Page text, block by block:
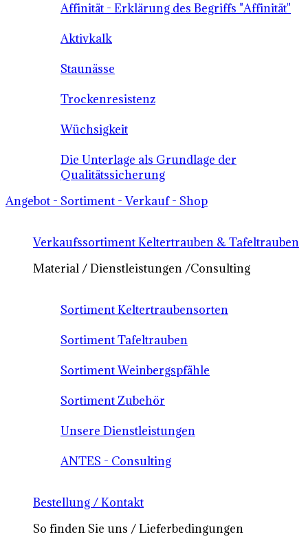
Affinität - Erklärung des Begriffs "Affinität"
Aktivkalk
Staunässe
Trockenresistenz
Wüchsigkeit
Die Unterlage als Grundlage der
Qualitätssicherung
Angebot - Sortiment - Verkauf - Shop
Verkaufssortiment Keltertrauben & Tafeltrauben
Material / Dienstleistungen /Consulting
Sortiment Keltertraubensorten
Sortiment Tafeltrauben
Sortiment Weinbergspfähle
Sortiment Zubehör
Unsere Dienstleistungen
ANTES - Consulting
Bestellung / Kontakt
So finden Sie uns / Lieferbedingungen